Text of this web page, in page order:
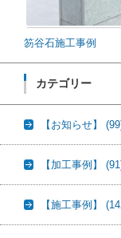
笏谷石施工事例
カテゴリー
【お知らせ】
【加工事例】
【施工事例】